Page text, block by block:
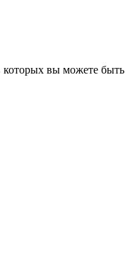
вы можете быть